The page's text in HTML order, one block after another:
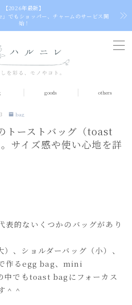
【2026年最新】
でもショッパー、チャームのサービス開
始！
）
goods others
bag
トーストバッグ（toast
サイズ感や使い心地を詳
表的ないくつかのバッグがあり
、ショルダーバッグ（小）、
作るegg bag、mini
中でもtoast bagにフォーカス
＾＾